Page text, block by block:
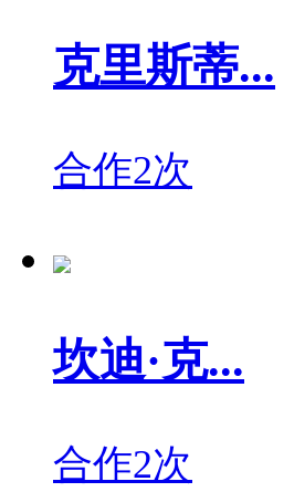
克里斯蒂...
合作2次
坎迪·克...
合作2次